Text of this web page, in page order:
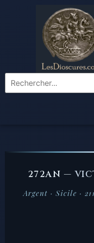
272AN —
Argent · Sicile ·